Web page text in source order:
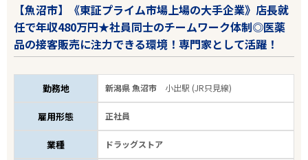
【魚沼市】《東証プライム市場上場の大手企業》店長就
任で年収480万円★社員同士のチームワーク体制◎医薬
品の接客販売に注力できる環境！専門家として活躍！
勤務地 新潟県 魚沼市 小出駅 (JR只見線)
雇用形態 正社員
業種 ドラッグストア